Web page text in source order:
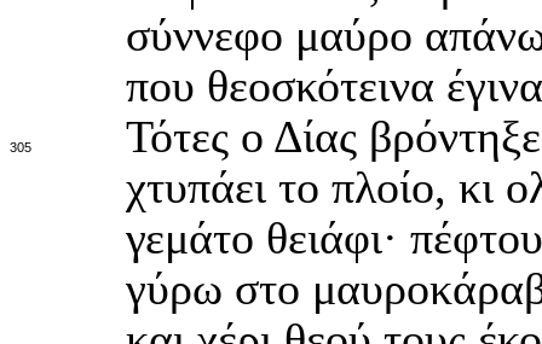
σύννεφο μαύρο
που θεοσκότεινα
305
Τότες ο Δίας
χτυπάει το πλοίο, κι
γεμάτο θειάφι·
γύρω στο